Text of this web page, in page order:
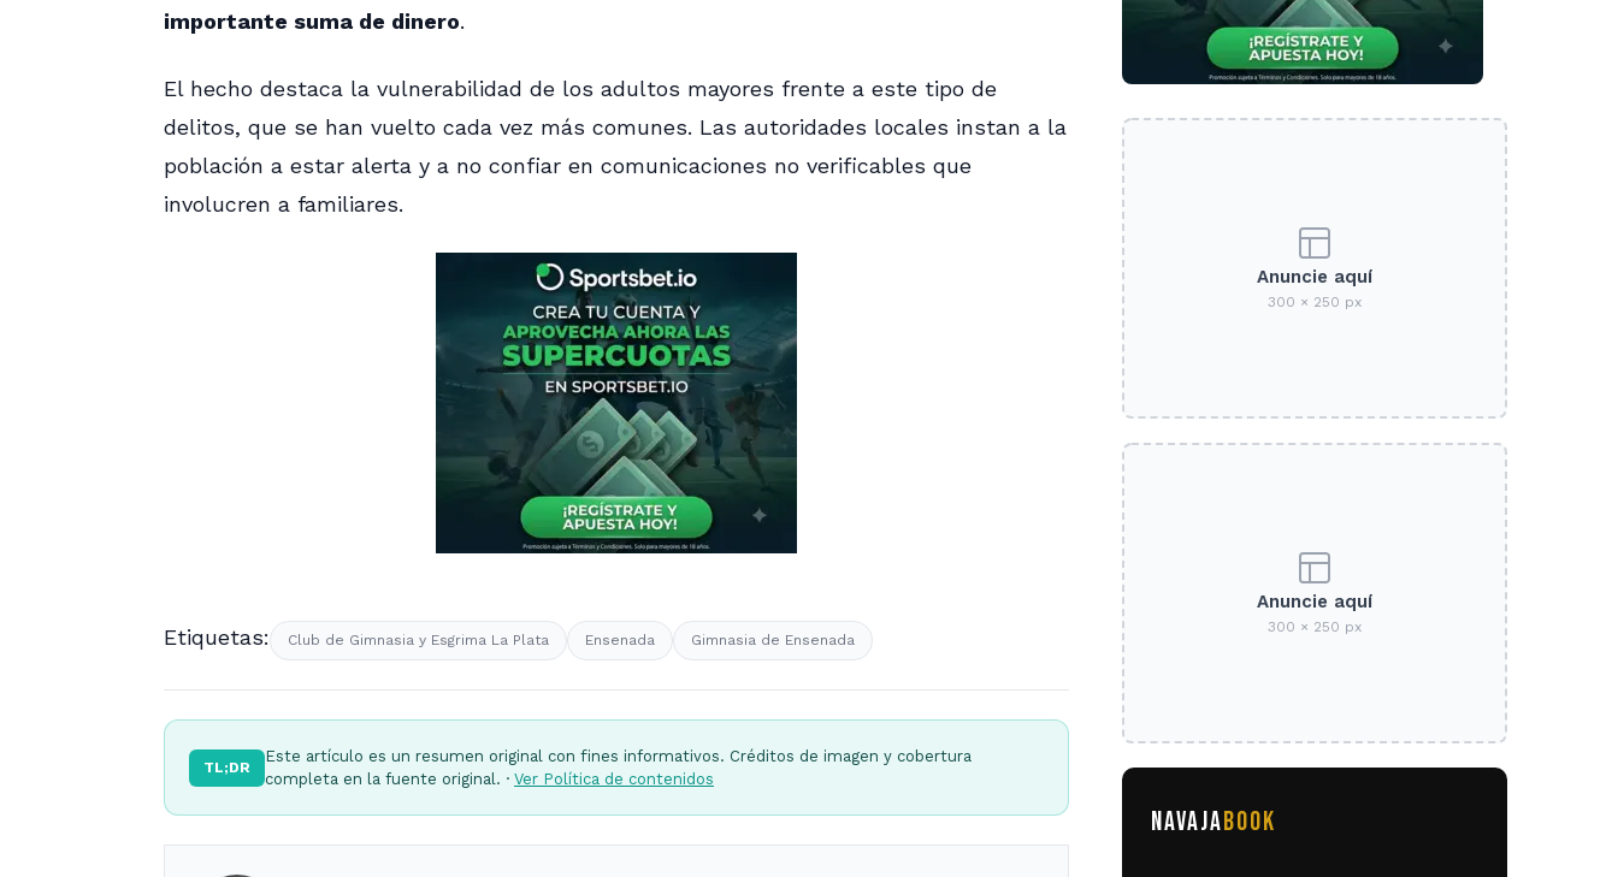
importante suma de dinero.
El hecho destaca la vulnerabilidad de los adultos mayores frente a este tipo de
delitos, que se han vuelto cada vez más comunes. Las autoridades locales instan a la
población a estar alerta y a no confiar en comunicaciones no verificables que
involucren a familiares.
Etiquetas: Club de Gimnasia y Esgrima La Plata Ensenada Gimnasia de Ensenada
TL;DR
Este artículo es un resumen original con fines informativos. Créditos de imagen y cobertura
completa en la fuente original. · Ver Política de contenidos
Anuncie aquí
300 × 250 px
Anuncie aquí
300 × 250 px
NAVAJABOOK